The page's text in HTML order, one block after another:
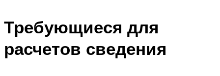
Требующиеся для
расчетов сведения